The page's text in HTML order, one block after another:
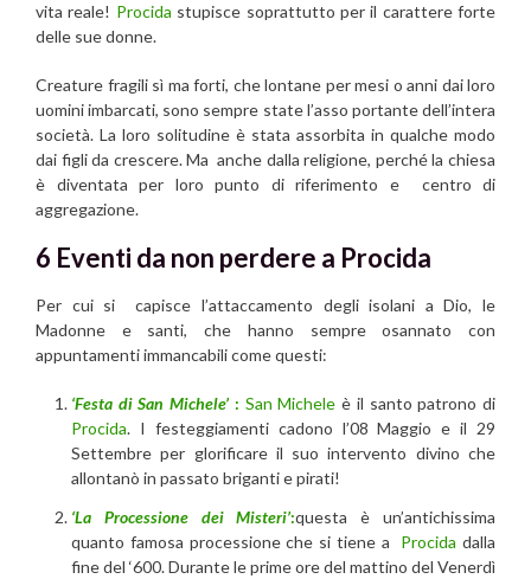
vita reale! Procida stupisce soprattutto per il carattere forte
delle sue donne.
Creature fragili sì ma forti, che lontane per mesi o anni dai loro
uomini imbarcati, sono sempre state l’asso portante dell’intera
società. La loro solitudine è stata assorbita in qualche modo
dai figli da crescere. Ma anche dalla religione, perché la chiesa
è diventata per loro punto di riferimento e centro di
aggregazione.
6 Eventi da non perdere a Procida
Per cui si capisce l’attaccamento degli isolani a Dio, le
Madonne e santi, che hanno sempre osannato con
appuntamenti immancabili come questi:
‘Festa di San Michele’ : San Michele è il santo patrono di
Procida. I festeggiamenti cadono l’08 Maggio e il 29
Settembre per glorificare il suo intervento divino che
allontanò in passato briganti e pirati!
‘La Processione dei Misteri’:questa è un’antichissima
quanto famosa processione che si tiene a Procida dalla
fine del ‘600. Durante le prime ore del mattino del Venerdì